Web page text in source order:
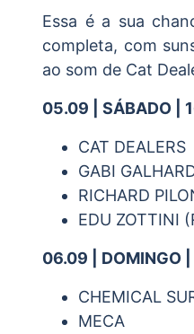
Essa é a sua
completa, com
ao som de Cat
05.09 | SÁBADO |
CAT DEALERS
GABI
RICHARD
EDU ZOTTINI
06.09 | DOMINGO |
CHEMICAL
MECA